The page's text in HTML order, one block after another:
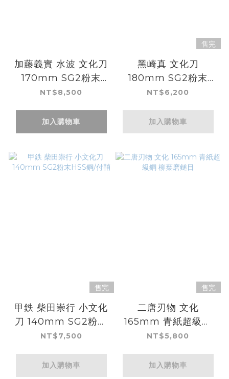
加藤義實 水波 文化刀
170mm SG2粉末
HSS鋼
NT$8,500
加入購物車
售完
黑崎真 文化刀
180mm SG2粉末
HSS鋼 櫻花鎚目
NT$6,200
加入購物車
售完
甲鉄 柴田崇行 小文化
刀 140mm SG2粉末
HSS鋼/付鞘
NT$7,500
加入購物車
售完
二唐刃物 文化
165mm 青紙超級鋼
柳葉磨鎚目
NT$5,800
加入購物車